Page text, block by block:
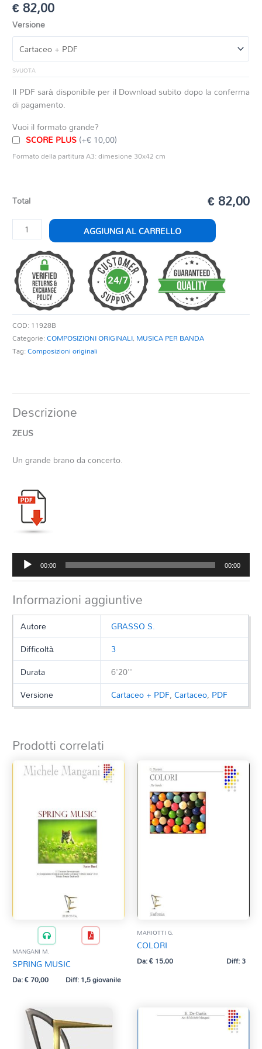
€82,00
Versione
SVUOTA
Il PDF sarà disponibile per il Download subito dopo la conferma
di pagamento.
Vuoi il formato grande?
SCORE PLUS(+€ 10,00)
Formato della partitura A3: dimesione 30x42 cm
Total € 82,00
ZEUS
quantità
AGGIUNGI AL CARRELLO
COD: 11928B
Categorie:COMPOSIZIONI ORIGINALI, MUSICA PER BANDA
Tag:Composizioni originali
Descrizione
ZEUS
Un grande brano da concerto.
Audio
Player
00:00 00:00
Informazioni aggiuntive
Autore
GRASSO S.
Difficoltà
3
Durata
6'20''
Versione
Cartaceo + PDF,Cartaceo, PDF
Prodotti correlati
MANGANI M.
SPRING MUSIC
Da:€70,00 Diff: 1,5 giovanile
MARIOTTI G.
COLORI
Da:€15,00 Diff: 3